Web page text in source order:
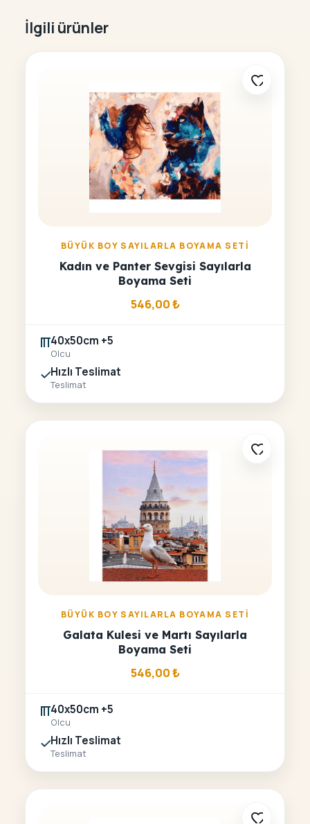
İlgili ürünler
BÜYÜK BOY SAYILARLA BOYAMA SETI
Kadın ve Panter Sevgisi Sayılarla
Boyama Seti
546,00₺
40x50cm +5
Olcu
Hızlı Teslimat
Teslimat
BÜYÜK BOY SAYILARLA BOYAMA SETI
Galata Kulesi ve Martı Sayılarla
Boyama Seti
546,00₺
40x50cm +5
Olcu
Hızlı Teslimat
Teslimat